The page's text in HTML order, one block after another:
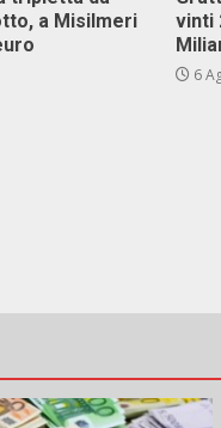
a Misilmeri
vinti
6